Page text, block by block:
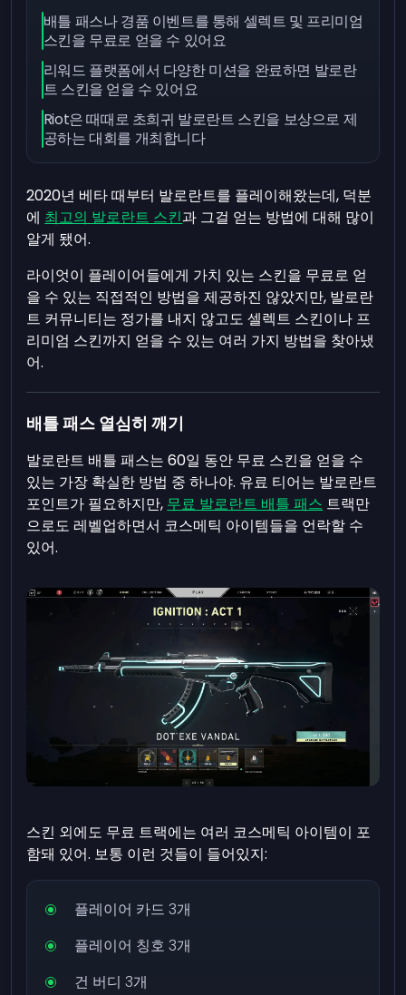
배틀 패스나 경품 이벤트를 통해 셀렉트 및 프리미엄
스킨을 무료로 얻을 수 있어요
리워드 플랫폼에서 다양한 미션을 완료하면 발로란
트 스킨을 얻을 수 있어요
Riot은 때때로 초희귀 발로란트 스킨을 보상으로 제
공하는 대회를 개최합니다
2020년 베타 때부터 발로란트를 플레이해왔는데, 덕분
에 최고의 발로란트 스킨과 그걸 얻는 방법에 대해 많이
알게 됐어.
라이엇이 플레이어들에게 가치 있는 스킨을 무료로 얻
을 수 있는 직접적인 방법을 제공하진 않았지만, 발로란
트 커뮤니티는 정가를 내지 않고도 셀렉트 스킨이나 프
리미엄 스킨까지 얻을 수 있는 여러 가지 방법을 찾아냈
어.
배틀 패스 열심히 깨기
발로란트 배틀 패스는 60일 동안 무료 스킨을 얻을 수
있는 가장 확실한 방법 중 하나야. 유료 티어는 발로란트
포인트가 필요하지만, 무료 발로란트 배틀 패스 트랙만
으로도 레벨업하면서 코스메틱 아이템들을 언락할 수
있어.
스킨 외에도 무료 트랙에는 여러 코스메틱 아이템이 포
함돼 있어. 보통 이런 것들이 들어있지:
플레이어 카드 3개
플레이어 칭호 3개
건 버디 3개